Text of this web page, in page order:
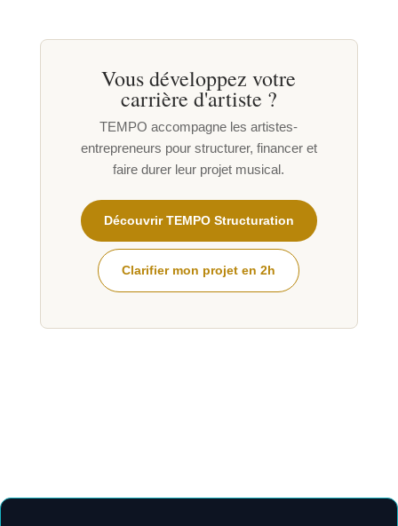
Vous développez votre
carrière d'artiste ?
TEMPO accompagne les artistes-
entrepreneurs pour structurer, financer et
faire durer leur projet musical.
Découvrir TEMPO Structuration
Clarifier mon projet en 2h